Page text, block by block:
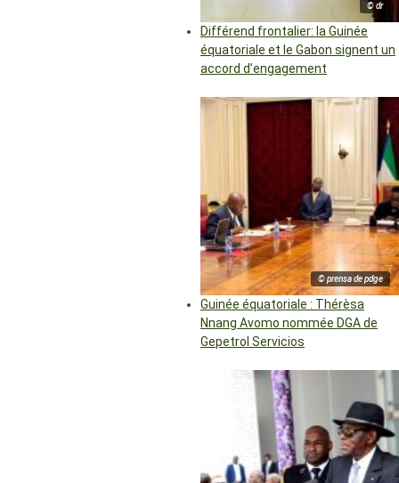
© dr
Différend frontalier: la Guinée
équatoriale et le Gabon signent un
accord d’engagement
© prensa de pdge
Guinée équatoriale : Thérèsa
Nnang Avomo nommée DGA de
Gepetrol Servicios